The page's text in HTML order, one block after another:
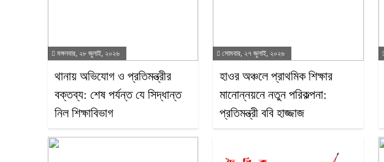
মঙ্গলবার, ২৮ জুলাই, ২০২৬
থানায় অভিযোগ ও প্রতিমন্ত্রীর
বক্তব্য: শেষ পর্যন্ত যে সিদ্ধান্ত
নিল শিক্ষাবিভাগ
সোমবার, ২৭ জুলাই, ২০২৬
হাওর অঞ্চলে প্রাথমিক শিক্ষার
মানোন্নয়নে নতুন পরিকল্পনা:
প্রতিমন্ত্রী ববি হাজ্জাজ